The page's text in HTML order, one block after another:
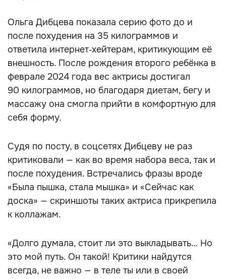
Ольга Дибцева показала серию фото до и
после похудения на 35 килограммов и
ответила интернет‑хейтерам, критикующим её
внешность. После рождения второго ребёнка в
феврале 2024 года вес актрисы достигал
90 килограммов, но благодаря диетам, бегу и
массажу она смогла прийти в комфортную для
себя форму.
Судя по посту, в соцсетях Дибцеву не раз
критиковали — как во время набора веса, так и
после похудения. Встречались фразы вроде
«Была пышка, стала мышка» и «Сейчас как
доска» — скриншоты таких актриса прикрепила
к коллажам.
«Долго думала, стоит ли это выкладывать… Но
это мой путь. Он такой! Критики найдутся
всегда, не важно — в теле ты или в своей